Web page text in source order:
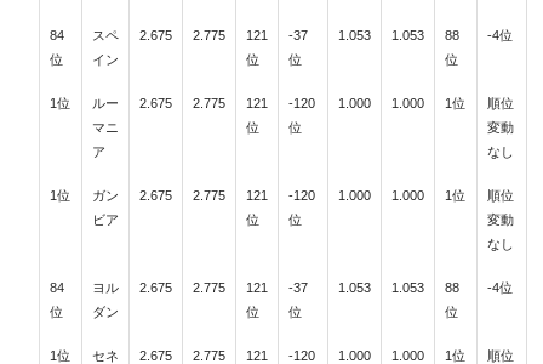
84
位
スペ
イン
2.675 2.775
121
位
-37
位
1.053 1.053
88
位
-4位
1位
ルー
マニ
ア
2.675 2.775
121
位
-120
位
1.000 1.000 1位
順位
変動
なし
1位
ガン
ビア
2.675 2.775
121
位
-120
位
1.000 1.000 1位
順位
変動
なし
84
位
ヨル
ダン
2.675 2.775
121
位
-37
位
1.053 1.053
88
位
-4位
1位
セネ
2.675 2.775
121
-120
1.000 1.000 1位
順位